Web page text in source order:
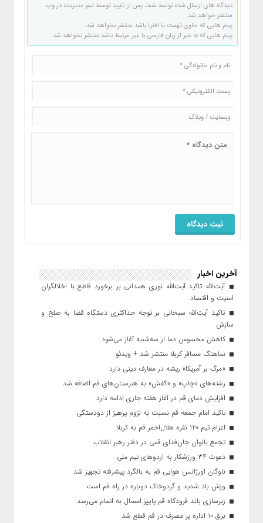
دیدگاه های ارسال شده توسط شما، پس از تایید توسط تیم مدیریت در وب
منتشر خواهد شد.
پیام هایی که حاوی تهمت یا افترا باشد منتشر نخواهد شد.
پیام هایی که به غیر از زبان فارسی یا غیر مرتبط باشد منتشر نخواهد شد.
آخرین اخبار
آیت‌الله تاکید آیت‌الله نوری همدانی بر برخورد قاطع با اخلالگران
امنیت و اقتصاد
تاکید آیت‌الله‌ سبحانی بر توجه حداکثری دستگاه قضا به صلح و
سازش
کاهش محسوس دما از سه‌شنبه آغاز می‌شود
نماهنگ مسافر کربلا منتشر شد + ویدئو
«مرگ بر آمریکا» ریشه در معارف دینی دارد
رشته‌های «چاپ» و «کفش» به هنرستان‌های قم اضافه شد
افزایش دمای قم در آغاز هفته جاری ادامه دارد
تاکید امام جمعه قم نسبت به لزوم پرهیز از دودستگی
اعزام تیم ۱۲۰ نفره هلال‌احمر قم به کربلا
تجمع بانوان جان‌فدای قمی در دفتر رهبر انقلاب
دعوت ۳۴ ورزشکار به اردوهای تیم ملی
ناوگان اورژانس هوایی قم به بالگرد پیشرفته تجهیز شد
وزش باد شدید و گردوخاک دوباره در راه قم است
زیرسازی باند فرودگاه قم پاییز امسال به اتمام می‌رسد
برق ۱۰ اداره پر مصرف در قم قطع شد